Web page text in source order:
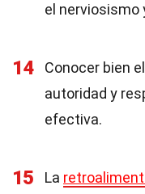
el nerviosismo
14
Conocer bien
autoridad y
efectiva.
15 La